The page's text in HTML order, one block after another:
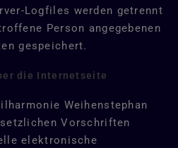
Logfiles werden getrennt
Person angegebenen
gespeichert.
die Internetseite
Weihenstephan
Vorschriften
elektronische